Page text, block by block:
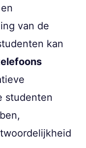
van de
kan
studenten